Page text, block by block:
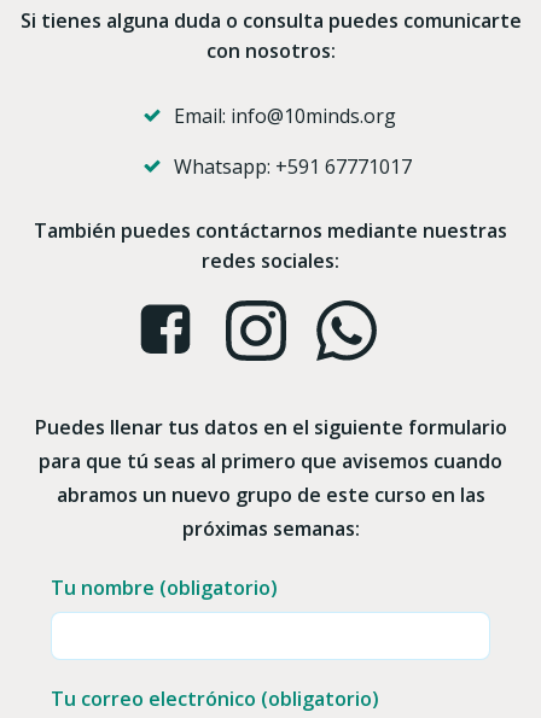
Si tienes alguna duda o consulta puedes comunicarte
con nosotros:
Email: info@10minds.org
Whatsapp: +591 67771017
También puedes contáctarnos mediante nuestras
redes sociales:
Puedes llenar tus datos en el siguiente formulario
para que tú seas al primero que avisemos cuando
abramos un nuevo grupo de este curso en las
próximas semanas:
Tu nombre (obligatorio)
Tu correo electrónico (obligatorio)